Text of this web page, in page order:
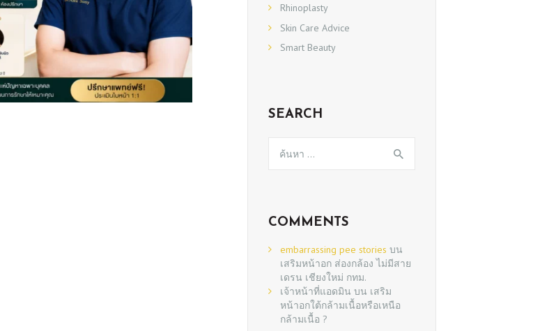
Rhinoplasty
Skin Care Advice
Smart Beauty
SEARCH
สำหรับ:
COMMENTS
embarrassing pee stories บน
เสริมหน้าอก ส่องกล้อง ไม่มีสาย
เดรน เชียงใหม่ กทม.
เจ้าหน้าที่แอดมิน บน เสริม
หน้าอกใต้กล้ามเนื้อหรือเหนือ
กล้ามเนื้อ ?